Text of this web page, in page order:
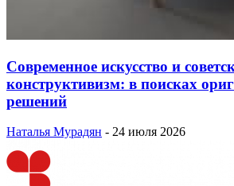
Современное искусство и
конструктивизм: в поисках
решений
Наталья Мурадян - 24 июля 2026